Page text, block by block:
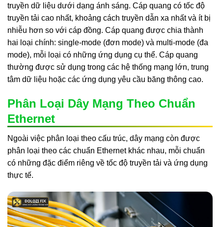
truyền dữ liệu dưới dạng ánh sáng. Cáp quang có tốc độ
truyền tải cao nhất, khoảng cách truyền dẫn xa nhất và ít bị
nhiễu hơn so với cáp đồng. Cáp quang được chia thành
hai loại chính: single-mode (đơn mode) và multi-mode (đa
mode), mỗi loại có những ứng dụng cụ thể. Cáp quang
thường được sử dụng trong các hệ thống mạng lớn, trung
tâm dữ liệu hoặc các ứng dụng yêu cầu băng thông cao.
Phân Loại Dây Mạng Theo Chuẩn
Ethernet
Ngoài việc phân loại theo cấu trúc, dây mạng còn được
phân loại theo các chuẩn Ethernet khác nhau, mỗi chuẩn
có những đặc điểm riêng về tốc độ truyền tải và ứng dụng
thực tế.